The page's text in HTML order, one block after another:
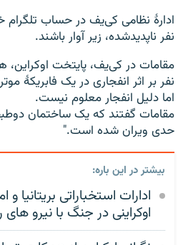
ادارهٔ نظامی کی‌یف در حساب
نفر ناپدیدشده، زیر آوار باشند.
مقامات در کی‌یف، پایتخت
نفر بر اثر انفجاری در یک فابریکهٔ
اما دلیل انفجار معلوم نیست.
مقامات گفتند که یک ساختمان
حدی ویران شده است."
بیشتر در این باره:
ادارات استخباراتی بریتانیا
اوکراینی در جنگ با نیرو